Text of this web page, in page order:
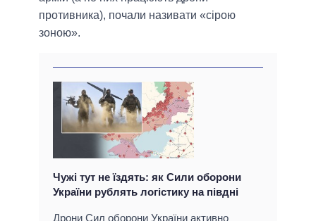
противника), почали називати «сірою
зоною».
Чужі тут не їздять: як Сили оборони
України рублять логістику на півдні
Дрони Сил оборони України активно